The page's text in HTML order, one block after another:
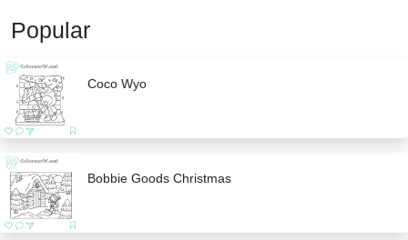
Popular
Coco Wyo
Bobbie Goods Christmas